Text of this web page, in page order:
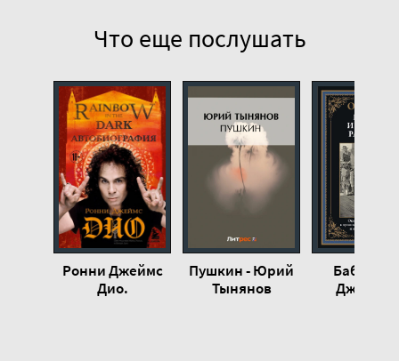
Жизнь Сэмюэля Джонсона 18
Жизнь Сэмюэля Джонсона 20
Жизнь Сэмюэля Джонсона 21
Жизнь Сэмюэля Джонсона 22
Жизнь Сэмюэля Джонсона 23
Что еще послушать
Ронни Джеймс
Дио.
Пушкин - Юрий
Тынянов
Бабье